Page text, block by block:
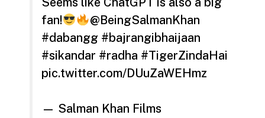
fan!
@BeingSalmanKhan
#dabangg #bajrangibhaijaan
#sikandar #radha #TigerZindaHai
pic.twitter.com/DUuZaWEHmz
— Salman Khan Films